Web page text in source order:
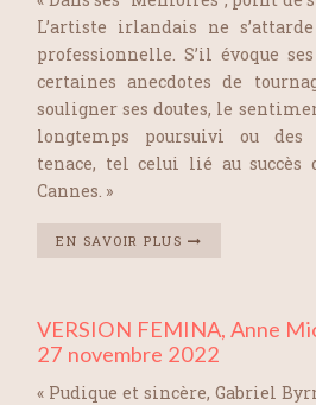
L’artiste irlandais ne
professionnelle. S’il évoque
certaines anecdotes de
souligner ses doutes, le
longtemps poursuivi ou des
tenace, tel celui lié au succès
Cannes. »
EN SAVOIR PLUS
VERSION FEMINA, Anne
27 novembre 2022
« Pudique et sincère, Gabriel